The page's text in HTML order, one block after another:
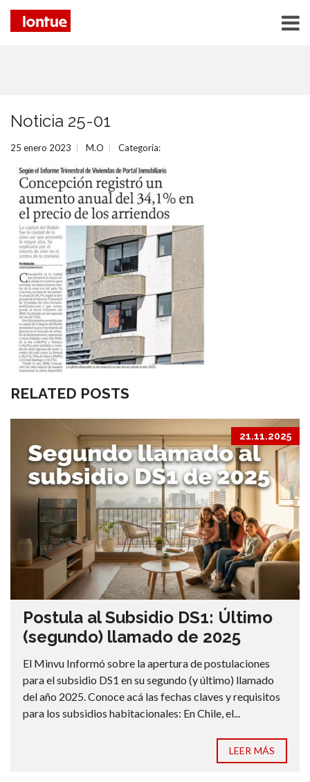
Noticia 25-01
25 enero 2023 M.O Categoría:
RELATED POSTS
21.11.2025
Postula al Subsidio DS1: Último
(segundo) llamado de 2025
El Minvu Informó sobre la apertura de postulaciones
para el subsidio DS1 en su segundo (y último) llamado
del año 2025. Conoce acá las fechas claves y requisitos
para los subsidios habitacionales: En Chile, el...
LEER MÁS